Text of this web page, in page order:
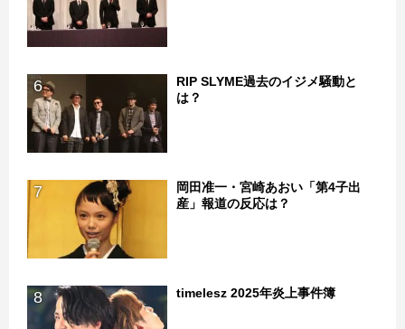
6
RIP SLYME過去のイジメ騒動と
は？
7
岡田准一・宮崎あおい「第4子出
産」報道の反応は？
8 timelesz 2025年炎上事件簿